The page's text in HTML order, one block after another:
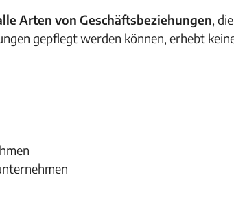
Arten von Geschäftsbeziehungen,
gepflegt werden können, erhebt